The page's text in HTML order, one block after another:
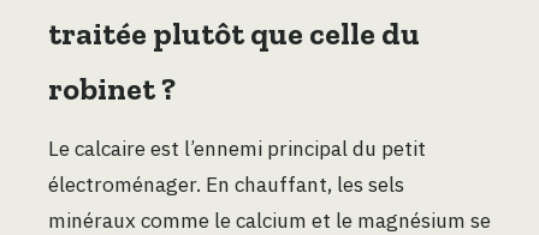
traitée plutôt que celle du
robinet ?
Le calcaire est l’ennemi principal du petit
électroménager. En chauffant, les sels
minéraux comme le calcium et le magnésium se